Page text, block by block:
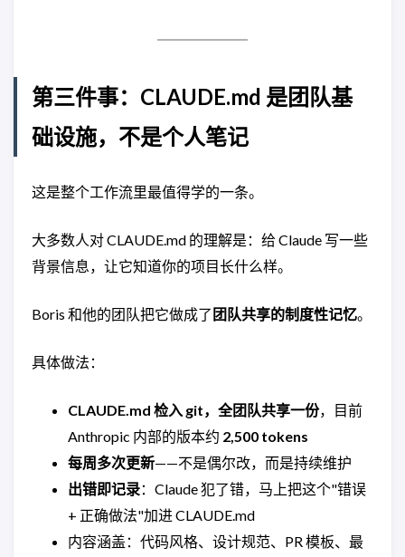
第三件事：CLAUDE.md 是团队基
础设施，不是个人笔记
这是整个工作流里最值得学的一条。
大多数人对 CLAUDE.md 的理解是：给 Claude 写一些
背景信息，让它知道你的项目长什么样。
Boris 和他的团队把它做成了 团队共享的制度性记忆。
具体做法：
CLAUDE.md 检入 git，全团队共享一份，目前
Anthropic 内部的版本约 2,500 tokens
每周多次更新——不是偶尔改，而是持续维护
出错即记录：Claude 犯了错，马上把这个"错误
+ 正确做法"加进 CLAUDE.md
内容涵盖：代码风格、设计规范、PR 模板、最